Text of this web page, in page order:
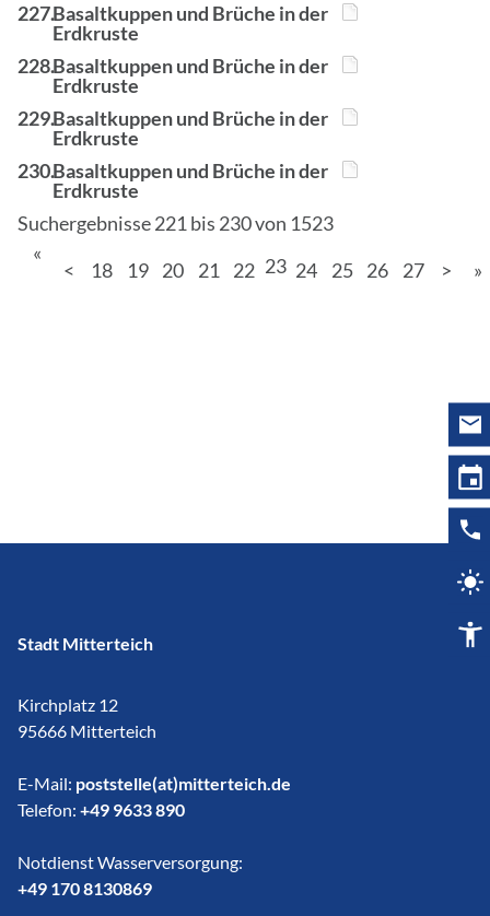
227.Basaltkuppen und Brüche in der
Erdkruste
228.Basaltkuppen und Brüche in der
Erdkruste
229.Basaltkuppen und Brüche in der
Erdkruste
230.Basaltkuppen und Brüche in der
Erdkruste
Suchergebnisse 221 bis 230 von 1523
«
< 18 19 20 21 22 23 24 25 26 27 > »
Stadt Mitterteich
Kirchplatz 12
95666 Mitterteich
E-Mail: poststelle(at)mitterteich.de
Telefon: +49 9633 890
Notdienst Wasserversorgung:
​​​​​​​+49 170 8130869